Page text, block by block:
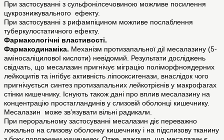
При застосуванні з сульфонілсечовиною можливе посилення
цукрознижувального ефекту.
При застосуванні з рифампіцином можливе послаблення
туберкулостатичного ефекту.
Фармакологічні властивості.
Фармакодинаміка. Механізм протизапальної дії месалазину (5-
аміносаліцилової кислоти) невідомий. Результати досліджень
свідчать, що месалазин пригнічує міграцію поліморфноядерних
лейкоцитів та інгібує активність ліпооксигенази, внаслідок чого
пригнічується синтез протизапальних лейкотрієнів у макрофагах
стінки кишечнику. Існують також дані про вплив месалазину на
концентрацію простагландинів у слизовій оболонці кишечнику.
Месалазин може зв’язувати вільні радикали.
При пероральному застосуванні месалазин діє переважно
локально на слизову оболонку кишечнику і на підслизову тканину